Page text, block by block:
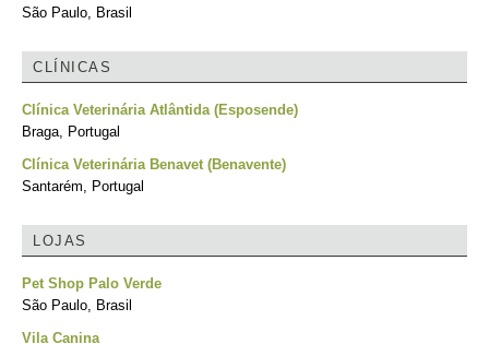
São Paulo, Brasil
CLÍNICAS
Clínica Veterinária Atlântida (Esposende)
Braga, Portugal
Clínica Veterinária Benavet (Benavente)
Santarém, Portugal
LOJAS
Pet Shop Palo Verde
São Paulo, Brasil
Vila Canina